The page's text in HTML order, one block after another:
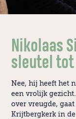
Nikolaas
sleutel tot
Nee, hij heeft het
een vrolijk
over vreugde,
Krijtbergkerk in